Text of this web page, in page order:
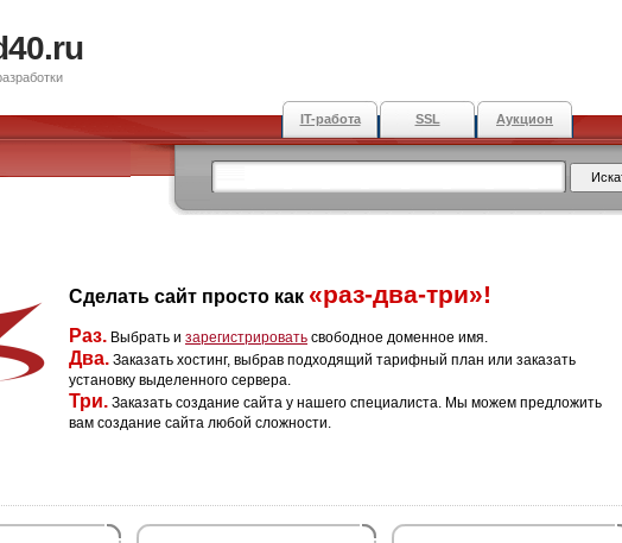
IT-работа SSL Аукцион
Сделать сайт просто как «раз-два-три»!
Раз. Выбрать и зарегистрировать свободное доменное имя.
Два. Заказать хостинг, выбрав подходящий тарифный план или заказать
установку выделенного сервера.
Три. Заказать создание сайта у нашего специалиста. Мы можем предложить
вам создание сайта любой сложности.